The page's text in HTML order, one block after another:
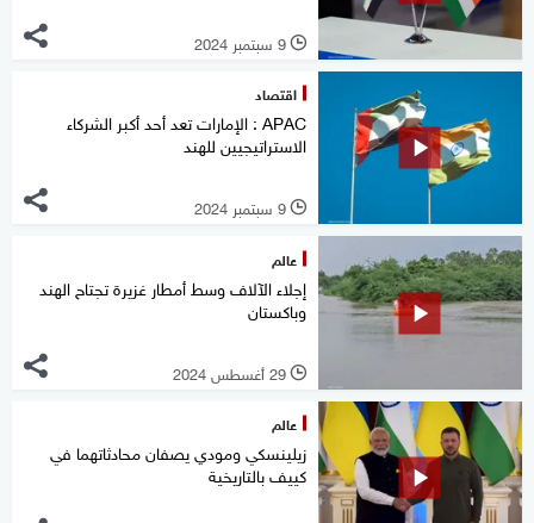
l 9 سبتمبر 2024
اقتصاد
APAC : الإمارات تعد أحد أكبر الشركاء
الاستراتيجيين للهند
l 9 سبتمبر 2024
عالم
إجلاء الآلاف وسط أمطار غزيرة تجتاح الهند
وباكستان
l 29 أغسطس 2024
عالم
زيلينسكي ومودي يصفان محادثاتهما في
كييف بالتاريخية